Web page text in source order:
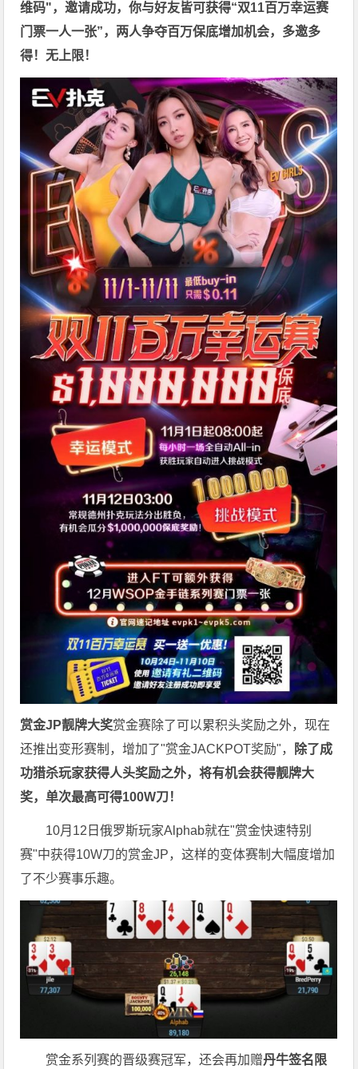
维码"，邀请成功，你与好友皆可获得“双11百万幸运赛
门票一人一张”，两人争夺百万保底增加机会，多邀多
得！无上限！
赏金JP靓牌大奖赏金赛除了可以累积头奖励之外，现在
还推出变形赛制，增加了"赏金JACKPOT奖励"，
除了成
功猎杀玩家获得人头奖励之外，将有机会获得靓牌大
奖，单次最高可得100W刀！
10月12日俄罗斯玩家Alphab就在"赏金快速特别
赛"中获得10W刀的赏金JP，这样的变体赛制大幅度增加
了不少赛事乐趣。
赏金系列赛的晋级赛冠军，还会再加赠丹牛签名限